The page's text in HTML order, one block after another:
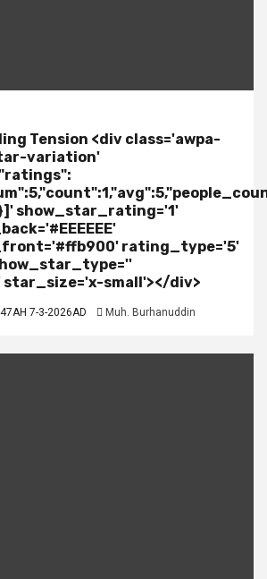
Tension <div class='awpa-
variation'
show_star_rating='1'
rating_type='5'
star_size='x-small'></div>
7-3-2026AD Muh. Burhanuddin